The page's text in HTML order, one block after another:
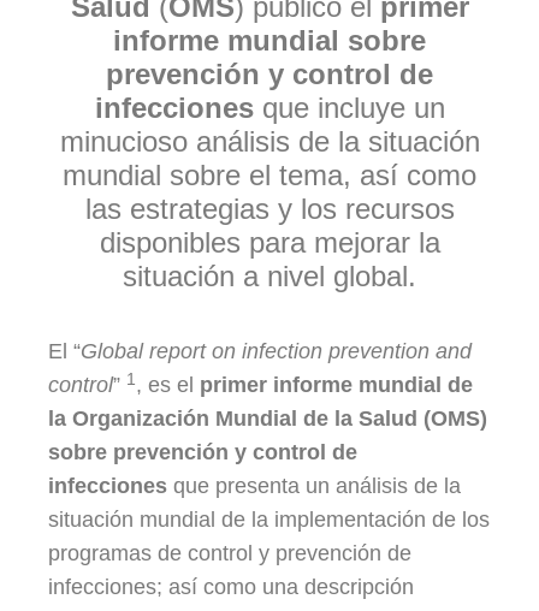
informe mundial sobre
prevención y control de
infecciones que incluye un
minucioso análisis de la situación
mundial sobre el tema, así como
las estrategias y los recursos
disponibles para mejorar la
situación a nivel global.
El “Global report on infection prevention and
control” 1 , es el primer informe mundial de
la Organización Mundial de la Salud (OMS)
sobre prevención y control de
infecciones que presenta un análisis de la
situación mundial de la implementación de los
programas de control y prevención de
infecciones; así como una descripción